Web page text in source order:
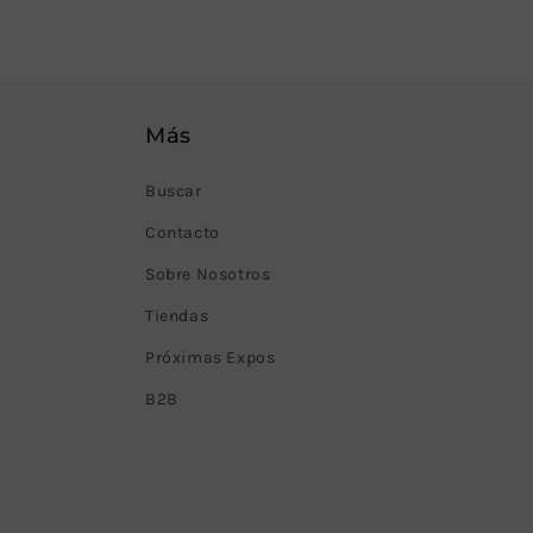
Más
Buscar
Contacto
Sobre Nosotros
Tiendas
Próximas Expos
B2B